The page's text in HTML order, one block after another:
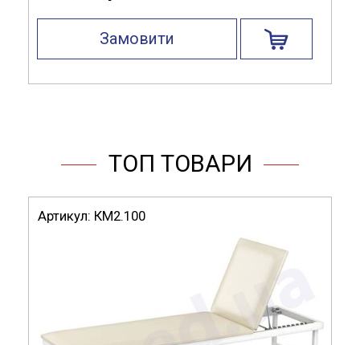
Комплектація:
3 ящика, 2 ручки, 4 колеса (2 з
фіксацією)
Замовити
ТОП ТОВАРИ
Артикул: КМ2.100